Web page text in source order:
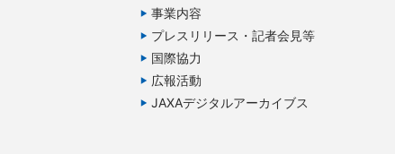
事業内容
プレスリリース・記者会見等
国際協力
広報活動
JAXAデジタルアーカイブス